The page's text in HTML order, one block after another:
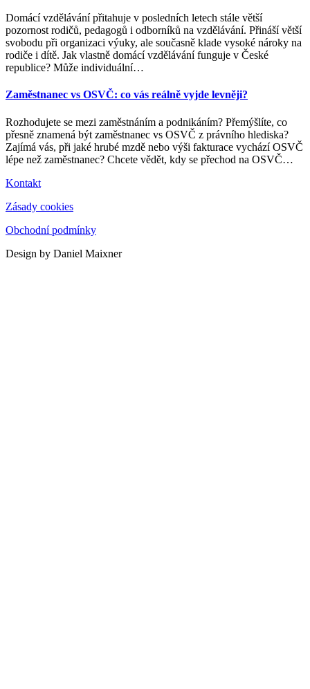
Domácí vzdělávání přitahuje v posledních letech stále větší
pozornost rodičů, pedagogů i odborníků na vzdělávání. Přináší větší
svobodu při organizaci výuky, ale současně klade vysoké nároky na
rodiče i dítě. Jak vlastně domácí vzdělávání funguje v České
republice? Může individuální…
Zaměstnanec vs OSVČ: co vás reálně vyjde levněji?
Rozhodujete se mezi zaměstnáním a podnikáním? Přemýšlíte, co
přesně znamená být zaměstnanec vs OSVČ z právního hlediska?
Zajímá vás, při jaké hrubé mzdě nebo výši fakturace vychází OSVČ
lépe než zaměstnanec? Chcete vědět, kdy se přechod na OSVČ…
Kontakt
Zásady cookies
Obchodní podmínky
Design by Daniel Maixner